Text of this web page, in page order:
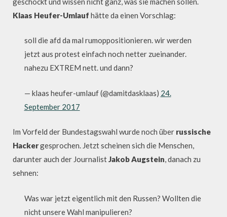
Klaas Heufer-Umlauf hätte da einen Vorschlag:
soll die afd da mal rumoppositionieren. wir werden
jetzt aus protest einfach noch netter zueinander.
nahezu EXTREM nett. und dann?
— klaas heufer-umlauf (@damitdasklaas) 24.
September 2017
Im Vorfeld der Bundestagswahl wurde noch über russische
Hackergesprochen. Jetzt scheinen sich die Menschen,
darunter auch der JournalistJakob Augstein, danach zu
sehnen:
Was war jetzt eigentlich mit den Russen? Wollten die
nicht unsere Wahl manipulieren?